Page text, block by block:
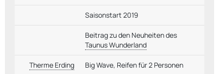
Saisonstart 2019
Beitrag zu den Neuheiten des
Taunus Wunderland
Therme Erding Big Wave, Reifen für 2 Personen